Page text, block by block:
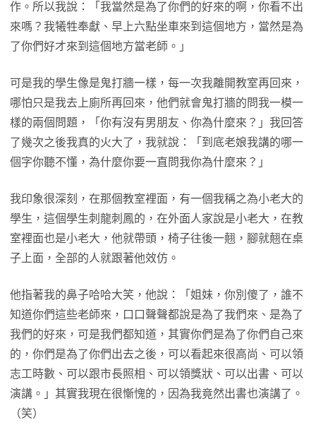
作。所以我說：「我當然是為了你們的好來的啊，你看不出
來嗎？我犧牲奉獻、早上六點坐車來到這個地方，當然是為
了你們好才來到這個地方當老師。」
可是我的學生像是鬼打牆一樣，每一次我離開教室再回來，
哪怕只是我去上廁所再回來，他們就會鬼打牆的問我一模一
樣的兩個問題，「你有沒有男朋友、你為什麼來？」我回答
了幾次之後我真的火大了，我就說：「到底老娘我講的哪一
個字你聽不懂，為什麼你要一直問我你為什麼來？」
我印象很深刻，在那個教室裡面，有一個我稱之為小老大的
學生，這個學生刺龍刺鳳的，在外面人家說是小老大，在教
室裡面也是小老大，他就帶頭，椅子往後一翹，腳就翹在桌
子上面，全部的人就跟著他效仿。
他指著我的鼻子哈哈大笑，他說：「姐妹，你別傻了，誰不
知道你們這些老師來，口口聲聲都說是為了我們來、是為了
我們的好來，可是我們都知道，其實你們是為了你們自己來
的，你們是為了你們出去之後，可以看起來很高尚、可以領
志工時數、可以跟市長照相、可以領獎狀、可以出書、可以
演講。」其實我現在很慚愧的，因為我竟然出書也演講了。
（笑）